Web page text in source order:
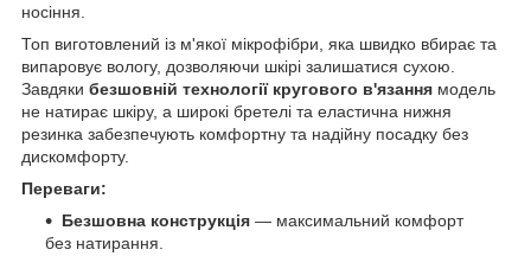
носіння.
Топ виготовлений із м'якої мікрофібри, яка швидко вбирає та
випаровує вологу, дозволяючи шкірі залишатися сухою.
Завдяки безшовній технології кругового в'язання модель
не натирає шкіру, а широкі бретелі та еластична нижня
резинка забезпечують комфортну та надійну посадку без
дискомфорту.
Переваги:
Безшовна конструкція — максимальний комфорт
без натирання.